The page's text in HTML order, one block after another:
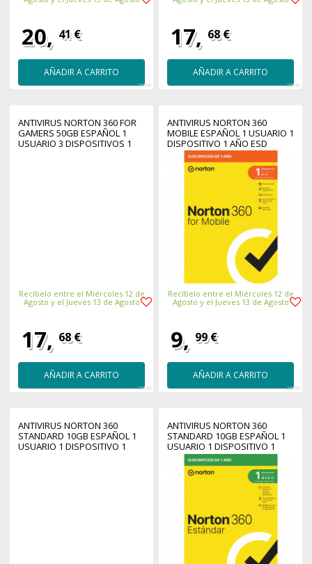
20, 41 €
AÑADIR A CARRITO
26839
17, 68 €
AÑADIR A CARRITO
26843
ANTIVIRUS NORTON 360 FOR
GAMERS 50GB ESPAÑOL 1
USUARIO 3 DISPOSITIVOS 1
Recíbelo entre el Miércoles 12 de
Agosto y el Jueves 13 de Agosto
17, 68 €
AÑADIR A CARRITO
26844
ANTIVIRUS NORTON 360
MOBILE ESPAÑOL 1 USUARIO 1
DISPOSITIVO 1 AÑO ESD
ELECTRONICA RSP DRMKEY
GUM FTP
Recíbelo entre el Miércoles 12 de
Agosto y el Jueves 13 de Agosto
9, 99 €
AÑADIR A CARRITO
26859
ANTIVIRUS NORTON 360
STANDARD 10GB ESPAÑOL 1
USUARIO 1 DISPOSITIVO 1
ANTIVIRUS NORTON 360
STANDARD 10GB ESPAÑOL 1
USUARIO 1 DISPOSITIVO 1
AÑO ESD ELECTRONICA
DRMKEY GUM